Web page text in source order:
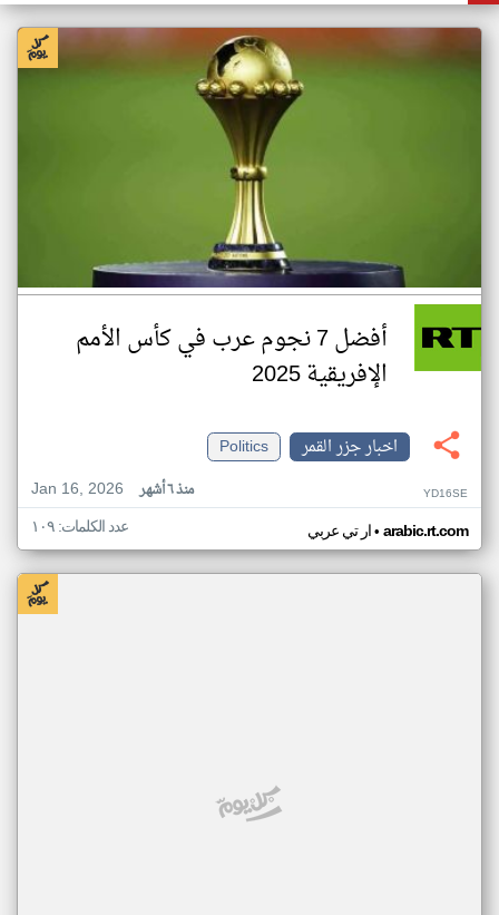
أفضل 7 نجوم عرب في كأس الأمم
الإفريقية 2025
اخبار جزر القمر
Politics
Jan 16, 2026
منذ ٦ أشهر YD16SE
ار تي عربي• arabic.rt.com عدد الكلمات: ١٠٩